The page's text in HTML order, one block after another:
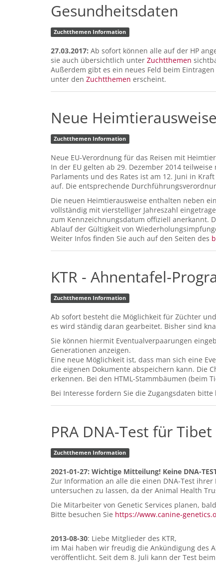
Gesundheitsdaten
Zuchtthemen Information
27.03.2017: Ab sofort können alle auf der HP
sie auch übersichtlich unter Zuchtthemen
Außerdem gibt es ein neues Feld beim
unter den Zuchtthemen erscheint.
Neue
Zuchtthemen Information
Neue EU-Verordnung für das Reisen mit
In der EU gelten ab 29. Dezember 2014 teilweise
Parlaments und des Rates ist am 12. Juni in
auf. Die entsprechende
Die neuen Heimtierausweise enthalten neben
vollständig mit vierstelliger Jahreszahl
zum Kennzeichnungsdatum offiziell anerkannt.
Ablauf der Gültigkeit von
Weiter Infos finden Sie auch auf den Seiten des
KTR - Ahnentafel-
Zuchtthemen Information
Ab sofort besteht die Möglichkeit für Züchter
es wird ständig daran gearbeitet. Bisher sind
Sie können hiermit Eventualverpaarungen
Generationen anzeigen.
Eine neue Möglichkeit ist, dass man sich eine
die eigenen Dokumente abspeichern kann. Die
erkennen. Bei den HTML-Stammbäumen (beim
Bei Interesse fordern Sie die Zugangsdaten bitte
PRA DNA-Test für
Zuchtthemen Information
2021-01-27: Wichtige Mitteilung! Keine DNA-
Zur Information an alle die einen DNA-Test
untersuchen zu lassen, da der Animal Health
Die Mitarbeiter von Genetic Services planen,
Bitte besuchen Sie https://www.canine-
2013-08-30: Liebe Mitglieder des KTR,
im Mai haben wir freudig die Ankündigung des
veröffentlicht. Seit dem 8. Juli kann der Test